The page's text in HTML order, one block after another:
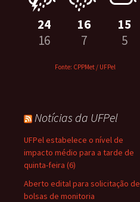
24
16
16
7
15
5
Fonte: CPPMet / UFPel
Notícias da UFPel
UFPel estabelece o nível de
impacto médio para a tarde de
quinta-feira (6)
Aberto edital para solicitação de
bolsas de monitoria